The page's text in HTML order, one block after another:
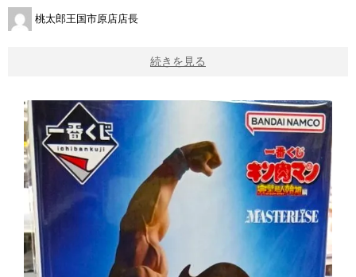
桃太郎王国市原店店長
続きを見る